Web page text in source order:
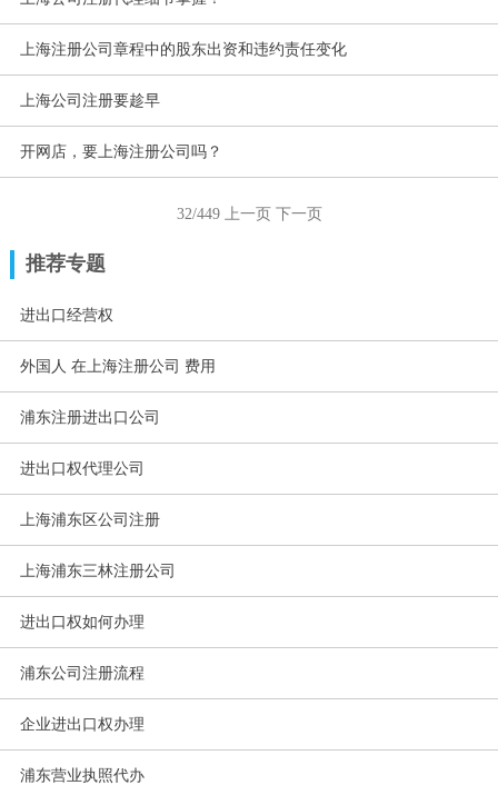
上海注册公司章程中的股东出资和违约责任变化
上海公司注册要趁早
开网店，要上海注册公司吗？
32/449 上一页 下一页
推荐专题
进出口经营权
外国人 在上海注册公司 费用
浦东注册进出口公司
进出口权代理公司
上海浦东区公司注册
上海浦东三林注册公司
进出口权如何办理
浦东公司注册流程
企业进出口权办理
浦东营业执照代办